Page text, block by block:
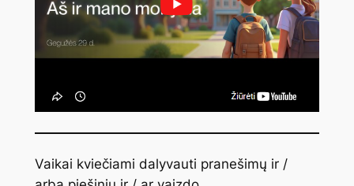
Vaikai kviečiami dalyvauti pranešimų ir /